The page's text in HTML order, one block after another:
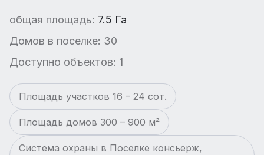
общая площадь: 7.5 Га
Домов в поселке: 30
Доступно объектов: 1
Площадь участков 16 – 24 сот.
Площадь домов 300 – 900 м²
Система охраны в Поселке консьерж,